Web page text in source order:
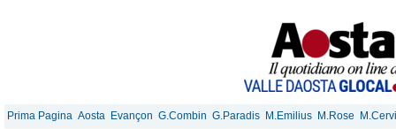
Prima Pagina Aosta Evançon G.Combin G.Paradis M.Emilius M.Rose